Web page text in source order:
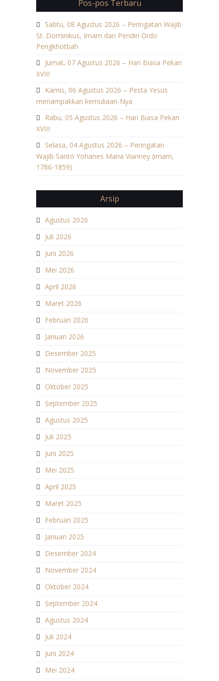
Pos-pos Terbaru
Sabtu, 08 Agustus 2026 – Peringatan Wajib
St. Dominikus, Imam dan Pendiri Ordo
Pengkhotbah
Jumat, 07 Agustus 2026 – Hari Biasa Pekan
XVIII
Kamis, 06 Agustus 2026 – Pesta Yesus
menampakkan kemuliaan-Nya
Rabu, 05 Agustus 2026 – Hari Biasa Pekan
XVIII
Selasa, 04 Agustus 2026 – Peringatan
Wajib Santo Yohanes Maria Vianney (imam,
1786-1859)
Arsip
Agustus 2026
Juli 2026
Juni 2026
Mei 2026
April 2026
Maret 2026
Februari 2026
Januari 2026
Desember 2025
November 2025
Oktober 2025
September 2025
Agustus 2025
Juli 2025
Juni 2025
Mei 2025
April 2025
Maret 2025
Februari 2025
Januari 2025
Desember 2024
November 2024
Oktober 2024
September 2024
Agustus 2024
Juli 2024
Juni 2024
Mei 2024